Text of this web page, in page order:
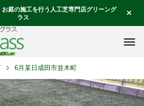
庭の施工を行う人工芝専門店グリーング
ラス
6月某日成田市並木町